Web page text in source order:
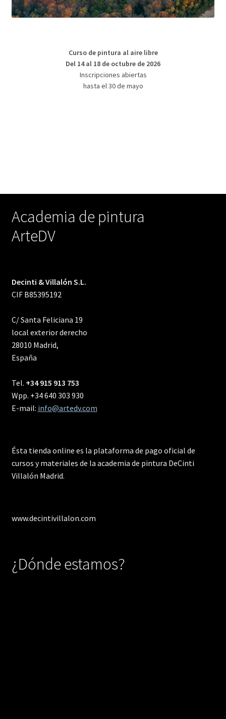
Curso de pintura al aire libre
Del 14 al 18 de octubre de 2026
Inscripciones abiertas
hasta el 30 de mayo
Academia de pintura
ArteDV
Decinti & Villalón S.L.
CIF B85395192
C/ Santa Feliciana 19
local exterior derecho
28010 Madrid,
España
Tel. +34 915 913 753
Wpp. +34 640 303 930
E-mail: info@artedv.com
Ésta tienda online es la plataforma de pago oficial de
cursos y materiales de la academia de pintura DeCinti
Villalón Madrid.
www.decintivillalon.com
¿Dónde estamos?